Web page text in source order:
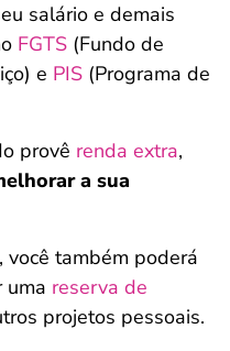
salário e demais
FGTS (Fundo de
e PIS (Programa de
provê renda extra,
a sua
você também poderá
uma reserva de
projetos pessoais.